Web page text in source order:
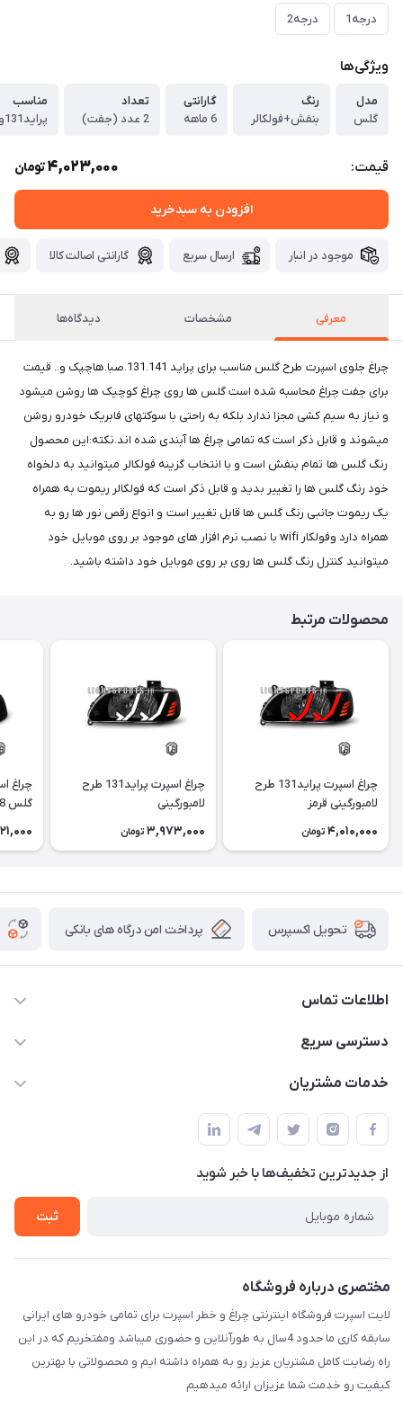
درجه1 درجه2
ویژگی‌ها
مدل
گلس
رنگ
بنفش+فولکالر
گارانتی
6 ماهه
تعداد
2 عدد (جفت)
مناسب
پراید131و صبا و 141 و معمولی
قیمت: 4,023,000تومان
افزودن به سبدخرید
موجود در انبار ارسال سریع گارانتی اصالت کالا
معرفی مشخصات دیدگاه‌ها
چراغ جلوی اسپرت طرح گلس مناسب برای پراید 131.141.صبا.هاچپک و.. قیمت
برای جفت چراغ محاسبه شده است گلس ها روی چراغ کوچیک ها روشن میشود
و نیاز به سیم کشی مجزا ندارد بلکه به راحتی با سوکتهای فابریک خودرو روشن
میشوند و قابل ذکر است که تمامی چراغ ها آبندی شده اند.نکته:این محصول
رنگ گلس ها تمام بنفش است و با انتخاب گزینه فولکالر میتوانید به دلخواه
خود رنگ گلس ها را تغییر بدید و قابل ذکر است که فولکالر ریموت به همراه
یک ریموت جانبی رنگ گلس ها قابل تغییر است و انواع رقص نور ها رو به
همراه دارد وفولکار wifi با نصب نرم افزار های موجود بر روی موبایل خود
میتوانید کنترل رنگ گلس ها روی بر روی موبایل خود داشته باشید.
محصولات مرتبط
چراغ اسپرت پراید131 طرح
لامبورگینی قرمز
4,010,000 تومان
چراغ اسپرت پراید131 طرح
لامبورگینی
3,973,000 تومان
گلس i8 آبی
تحویل اکسپرس پرداخت امن درگاه های بانکی
اطلاعات تماس
09012926386
دسترسی سریع
حساب کاربری
لیست محصولات
درباره ما
خدمات مشتریان
قوانین و مقررات
حریم خصوصی
راهنما
از جدید‌ترین تخفیف‌ها با‌ خبر شوید
ثبت
مختصری درباره فروشگاه
لایت اسپرت فروشگاه اینترنتی چراغ و خطر اسپرت برای تمامی خودرو های ایرانی
سابقه کاری ما حدود 4سال به طورآنلاین و حضوری میباشد ومفتخریم که در این
راه رضایت کامل مشتریان عزیز رو به همراه داشته ایم و محصولاتی با بهترین
کیفیت رو خدمت شما عزیزان ارائه میدهیم